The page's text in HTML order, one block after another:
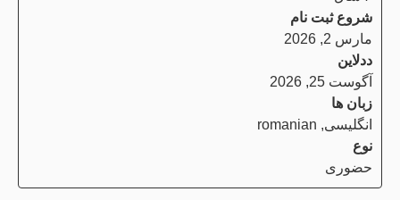
شروع ثبت نام
مارس 2, 2026
ددلاین
آگوست 25, 2026
زبان ها
انگلیسی, romanian
نوع
حضوری